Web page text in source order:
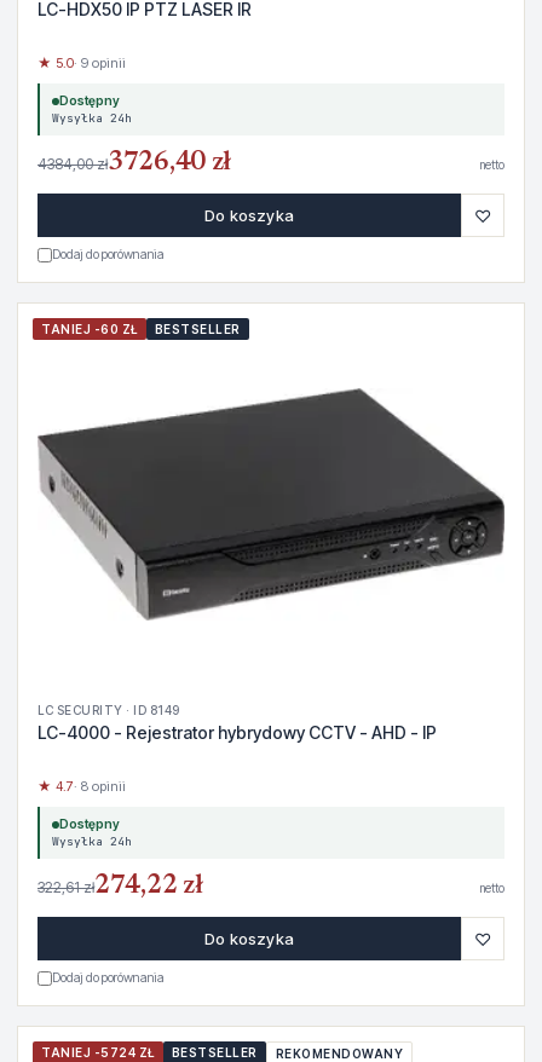
LC-HDX50 IP PTZ LASER IR
★ 5.0· 9 opinii
Dostępny
Wysyłka 24h
4384,00 zł3726,40 zł netto
Do koszyka ♡
Dodaj do porównania
TANIEJ -60 ZŁ BESTSELLER
LC SECURITY · ID 8149
LC-4000 - Rejestrator hybrydowy CCTV - AHD - IP
★ 4.7· 8 opinii
Dostępny
Wysyłka 24h
322,61 zł274,22 zł netto
Do koszyka ♡
Dodaj do porównania
TANIEJ -5724 ZŁ BESTSELLER REKOMENDOWANY